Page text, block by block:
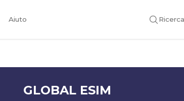
Aiuto Ricerca
GLOBAL ESIM